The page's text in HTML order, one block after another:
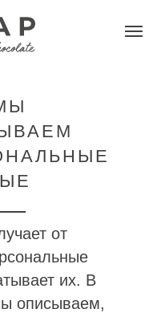
от
их. В
описываем,